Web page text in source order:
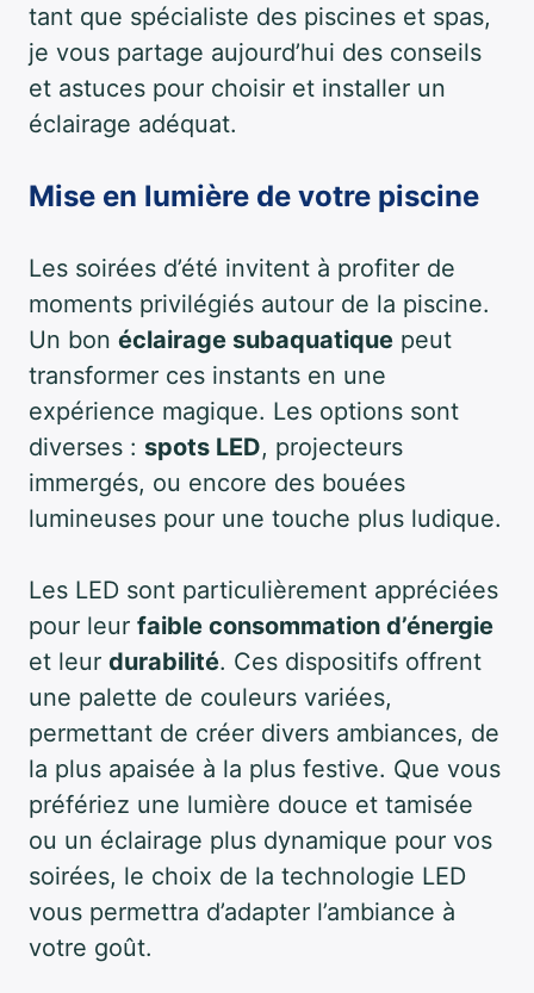
tant que spécialiste des piscines et spas,
je vous partage aujourd’hui des conseils
et astuces pour choisir et installer un
éclairage adéquat.
Mise en lumière de votre piscine
Les soirées d’été invitent à profiter de
moments privilégiés autour de la piscine.
Un bon éclairage subaquatique peut
transformer ces instants en une
expérience magique. Les options sont
diverses : spots LED, projecteurs
immergés, ou encore des bouées
lumineuses pour une touche plus ludique.
Les LED sont particulièrement appréciées
pour leur faible consommation d’énergie
et leur durabilité. Ces dispositifs offrent
une palette de couleurs variées,
permettant de créer divers ambiances, de
la plus apaisée à la plus festive. Que vous
préfériez une lumière douce et tamisée
ou un éclairage plus dynamique pour vos
soirées, le choix de la technologie LED
vous permettra d’adapter l’ambiance à
votre goût.